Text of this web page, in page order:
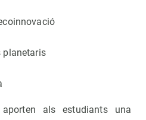
planetaris
aporten als estudiants una